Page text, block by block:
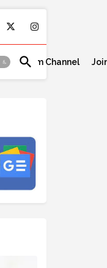
Telegram Channel